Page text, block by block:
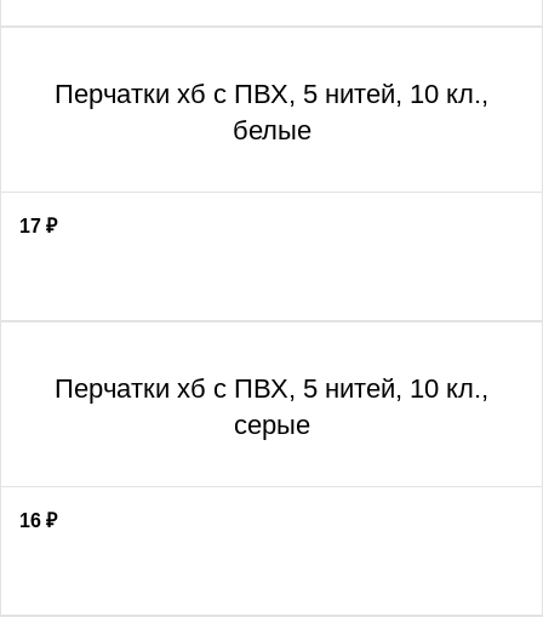
Перчатки хб с ПВХ, 5 нитей, 10 кл.,
белые
17 ₽
Перчатки хб с ПВХ, 5 нитей, 10 кл.,
серые
16 ₽